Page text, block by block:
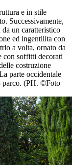
e in stile
Successivamente,
un caratteristico
ed ingentilita con
a volta, ornato da
con soffitti decorati
costruzione
parte occidentale
parco. (PH. ©Foto